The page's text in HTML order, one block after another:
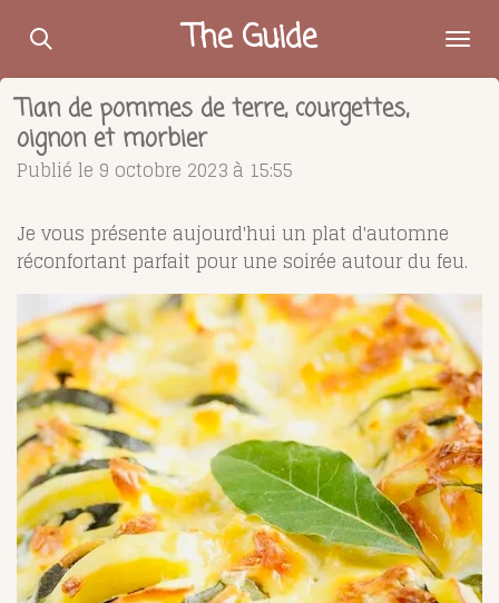
Passer
contenu
principal
The Guide
Tian de pommes de terre, courgettes,
oignon et morbier
Publié le 9 octobre 2023 à 15:55
Je vous présente aujourd'hui un plat d'automne
réconfortant parfait pour une soirée autour du feu.